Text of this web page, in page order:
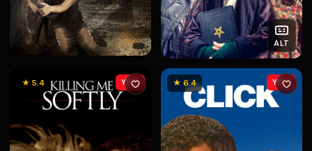
ALT
★ 5.4 YENİ ★ 6.4 YENİ